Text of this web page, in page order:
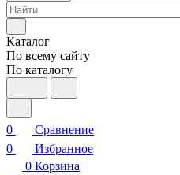
Каталог
По всему сайту
По каталогу
0
Сравнение
0
Избранное
0 Корзина